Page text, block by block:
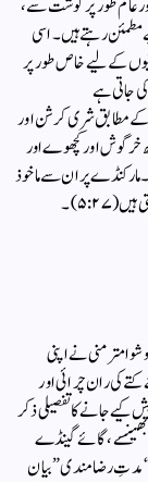
عام طور پر گوشت سے،
رہتے ہیں۔ اسی
کے لیے خاص طور پر
جاتی ہے
کے مطابق شری کرشن اور
خرگوش اور کچھوے اور
بکرے اور بکری کاٹے اور پکائے گئے (۱۰۶: ۱۶۲،۱۶۳)۔ مارکنڈے پران سے ماخوذ
(۵:۲۷)۔
مطابق وشوامتر منی نے اپنی
کی ران چرائی اور
میں جانور پیش کیے جانے کا تفصیلی ذکر
، گائے گینڈے
“مدتِ رضامندی” بیان